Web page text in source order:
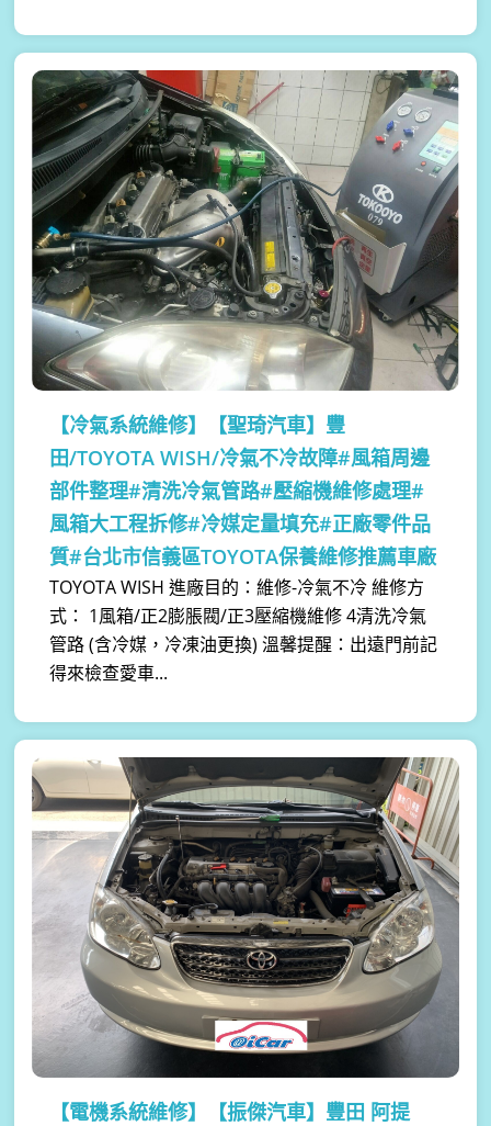
【冷氣系統維修】
【聖琦汽車】豐
田/TOYOTA WISH/冷氣不冷故障#風箱周邊
部件整理#清洗冷氣管路#壓縮機維修處理#
風箱大工程拆修#冷媒定量填充#正廠零件品
質#台北市信義區TOYOTA保養維修推薦車廠
TOYOTA WISH 進廠目的：維修-冷氣不冷 維修方
式： 1風箱/正2膨脹閥/正3壓縮機維修 4清洗冷氣
管路 (含冷媒，冷凍油更換) 溫馨提醒：出遠門前記
得來檢查愛車...
【電機系統維修】
【振傑汽車】豐田 阿提